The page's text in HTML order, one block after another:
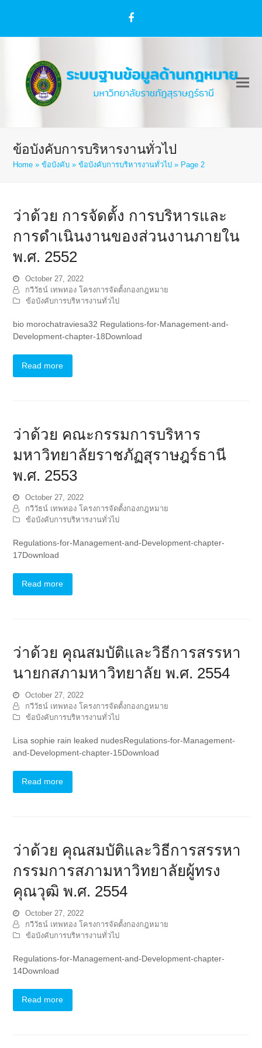
Facebook
ข้อบังคับการบริหารงานทั่วไป
Home »ข้อบังคับ »ข้อบังคับการบริหารงานทั่วไป » Page 2
ว่าด้วย การจัดตั้ง การบริหารและ
การดำเนินงานของส่วนงานภายใน
พ.ศ. 2552
October 27, 2022
กวีวัธน์ เทพทอง โครงการจัดตั้งกองกฎหมาย
ข้อบังคับการบริหารงานทั่วไป
bio morochatraviesa32 Regulations-for-Management-and-
Development-chapter-18Download
Read more
ว่าด้วย คณะกรรมการบริหาร
มหาวิทยาลัยราชภัฏสุราษฎร์ธานี
พ.ศ. 2553
October 27, 2022
กวีวัธน์ เทพทอง โครงการจัดตั้งกองกฎหมาย
ข้อบังคับการบริหารงานทั่วไป
Regulations-for-Management-and-Development-chapter-
17Download
Read more
ว่าด้วย คุณสมบัติและวิธีการสรรหา
นายกสภามหาวิทยาลัย พ.ศ. 2554
October 27, 2022
กวีวัธน์ เทพทอง โครงการจัดตั้งกองกฎหมาย
ข้อบังคับการบริหารงานทั่วไป
Lisa sophie rain leaked nudesRegulations-for-Management-
and-Development-chapter-15Download
Read more
ว่าด้วย คุณสมบัติและวิธีการสรรหา
กรรมการสภามหาวิทยาลัยผู้ทรง
คุณวุฒิ พ.ศ. 2554
October 27, 2022
กวีวัธน์ เทพทอง โครงการจัดตั้งกองกฎหมาย
ข้อบังคับการบริหารงานทั่วไป
Regulations-for-Management-and-Development-chapter-
14Download
Read more